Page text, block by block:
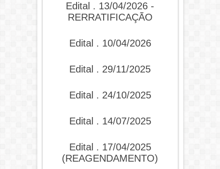
Edital . 13/04/2026 -
RERRATIFICAÇÃO
Edital . 10/04/2026
Edital . 29/11/2025
Edital . 24/10/2025
Edital . 14/07/2025
Edital . 17/04/2025
(REAGENDAMENTO)